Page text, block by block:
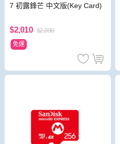
7 初露鋒芒 中文版(Key Card)
$2,010 $2,090
免運